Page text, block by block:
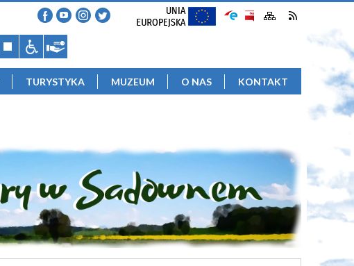
TURYSTYKA MUZEUM O NAS KONTAKT